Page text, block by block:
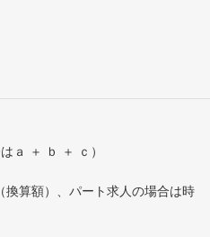
ａ ＋ ｂ ＋ ｃ）
算額）、パート求人の場合は時